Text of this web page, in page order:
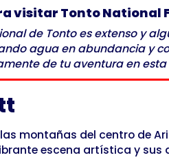
visitar Tonto National
de Tonto es extenso y
agua en abundancia y
de tu aventura en
montañas del centro de
escena artística y sus